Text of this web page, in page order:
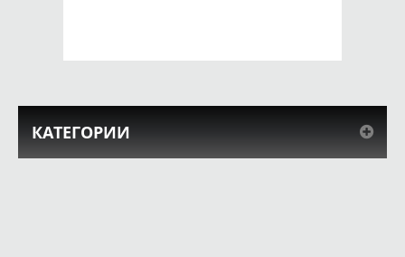
КАТЕГОРИИ